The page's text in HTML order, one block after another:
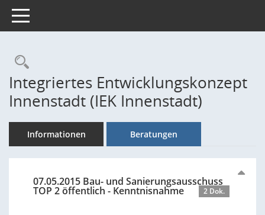
Toggle navigation
Rechercheauswahl
Integriertes Entwicklungskonzept
Innenstadt (IEK Innenstadt)
Informationen Beratungen
07.05.2015 Bau- und Sanierungsausschuss
TOP 2 öffentlich - Kenntnisnahme 2 Dok.